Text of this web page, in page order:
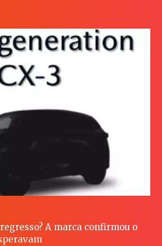
A marca confirmou o